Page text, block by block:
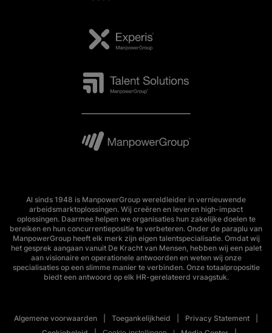
Al sinds 1948 is ManpowerGroup wereldleider in vernieuwende
arbeidsmarktoplossingen. Wij creëren en leveren high-impact
oplossingen. Daarmee helpen we organisaties hun zakelijke doelen te
bereiken en hun concurrentiepositie te verbeteren. Onder de paraplu van
ManpowerGroup heeft elk merk zijn eigen talentspecialisatie. Omdat wij
het gesprek aangaan vanuit De Kracht van Mensen, hebben wij een palet
aan visionaire en operationele antwoorden en weten wij onze
specialisaties op een slimme manier te verbinden. Onze totaalpropositie
biedt een antwoord op elk HR-gerelateerd vraagstuk.
Algemene voorwaarden Toegankelijkheid
Privacy Statement